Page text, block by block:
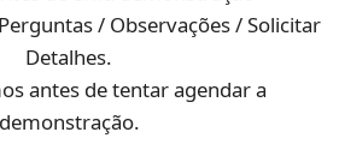
Perguntas / Observações / Solicitar
Detalhes.
antes de tentar agendar a
demonstração.